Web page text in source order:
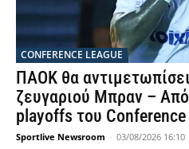
CONFERENCE LEAGUE
ΠΑΟΚ θα
ζευγαριού Μπραν –
playoffs του Conference
Sportlive Newsroom - 03/08/2026 16:10